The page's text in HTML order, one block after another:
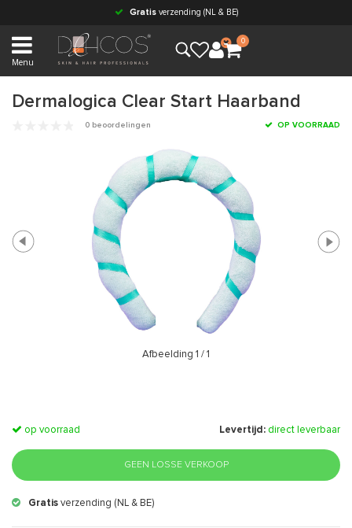
Gratisverzending (NL & BE)
Menu
0
Dermalogica Clear Start Haarband
0 beoordelingen OP VOORRAAD
Afbeelding 1 / 1
op voorraad Levertijd: direct leverbaar
GEEN LOSSE VERKOOP
Gratis verzending (NL & BE)